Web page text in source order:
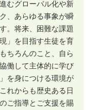
むグローバル化や新
、あらゆる事象が瞬
。将来、困難な課題
」を目指す生徒を育
ちろんのこと、自ら
働して主体的に学び
を身につける環境が
れからも歴史ある日
ご指導とご支援を賜